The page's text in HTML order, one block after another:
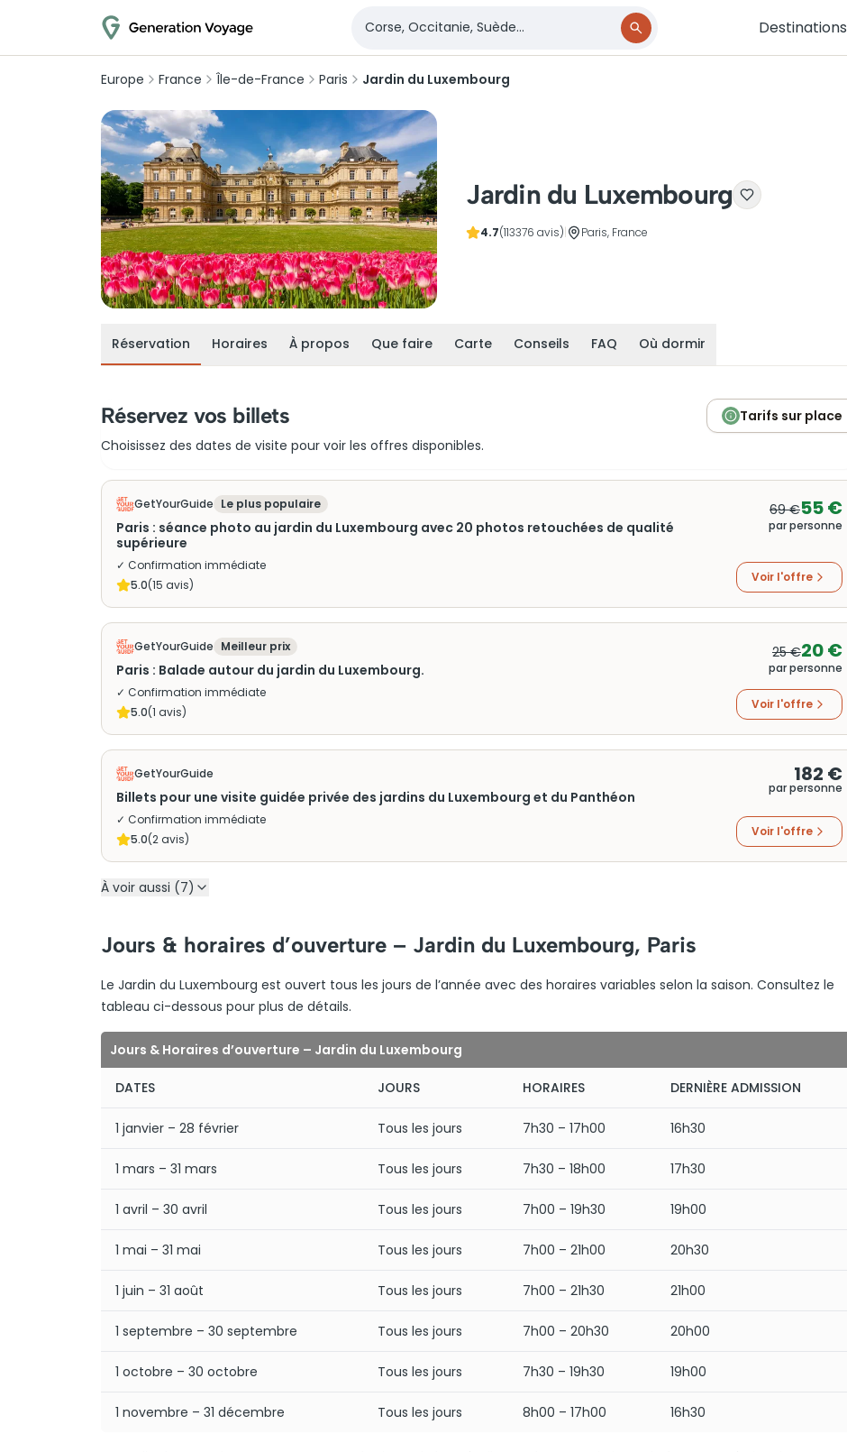
Destinations
Europe France Île-de-France Paris Jardin du Luxembourg
Jardin du Luxembourg
4.7(113376 avis) Paris, France
Réservation Horaires À propos Que faire Carte Conseils FAQ Où dormir
Réservez vos billets
Choisissez des dates de visite pour voir les offres disponibles.
Tarifs sur place
GetYourGuide Le plus populaire
Paris : séance photo au jardin du Luxembourg avec 20 photos retouchées de qualité
supérieure
✓ Confirmation immédiate
5.0(15 avis)
69 €55 €
par personne
Voir l'offre
GetYourGuide Meilleur prix
Paris : Balade autour du jardin du Luxembourg.
✓ Confirmation immédiate
5.0(1 avis)
25 €20 €
par personne
Voir l'offre
GetYourGuide
Billets pour une visite guidée privée des jardins du Luxembourg et du Panthéon
✓ Confirmation immédiate
5.0(2avis)
182 €
par personne
Voir l'offre
À voir aussi (7)
Jours & horaires d’ouverture – Jardin du Luxembourg, Paris
Le Jardin du Luxembourg est ouvert tous les jours de l’année avec des horaires variables selon la saison. Consultez le
tableau ci-dessous pour plus de détails.
Jours & Horaires d’ouverture – Jardin du Luxembourg
DATES JOURS HORAIRES DERNIÈRE ADMISSION
1 janvier – 28 février Tous les jours 7h30 – 17h00 16h30
1 mars – 31 mars Tous les jours 7h30 – 18h00 17h30
1 avril – 30 avril Tous les jours 7h00 – 19h30 19h00
1 mai – 31 mai Tous les jours 7h00 – 21h00 20h30
1 juin – 31 août Tous les jours 7h00 – 21h30 21h00
1 septembre – 30 septembre Tous les jours 7h00 – 20h30 20h00
1 octobre – 30 octobre Tous les jours 7h30 – 19h30 19h00
1 novembre – 31 décembre Tous les jours 8h00 – 17h00 16h30